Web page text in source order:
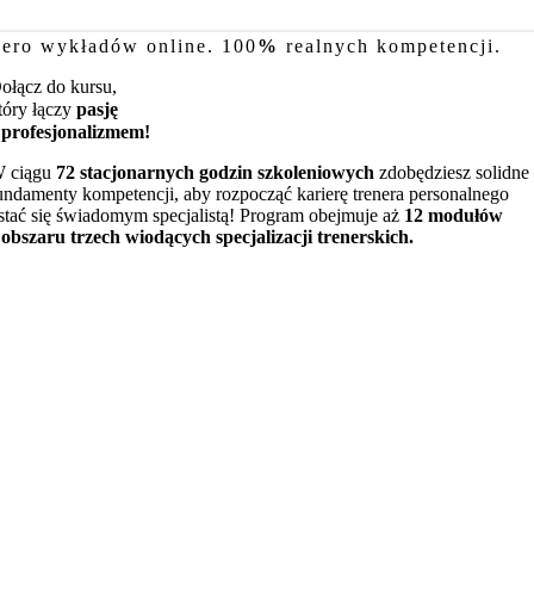
wykładów online. 100% realnych kompetencji.
do kursu,
łączypasję
ciągu 72 stacjonarnych godzin szkoleniowych zdobędziesz solidne
kompetencji, aby rozpocząć karierę trenera personalnego
się świadomym specjalistą! Program obejmuje aż 12 modułów
trzech wiodących specjalizacji trenerskich.